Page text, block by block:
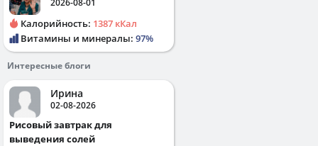
Калорийность: 1387 кКал
Витамины и минералы: 97%
Интересные блоги
Ирина
02-08-2026
Рисовый завтрак для
выведения солей